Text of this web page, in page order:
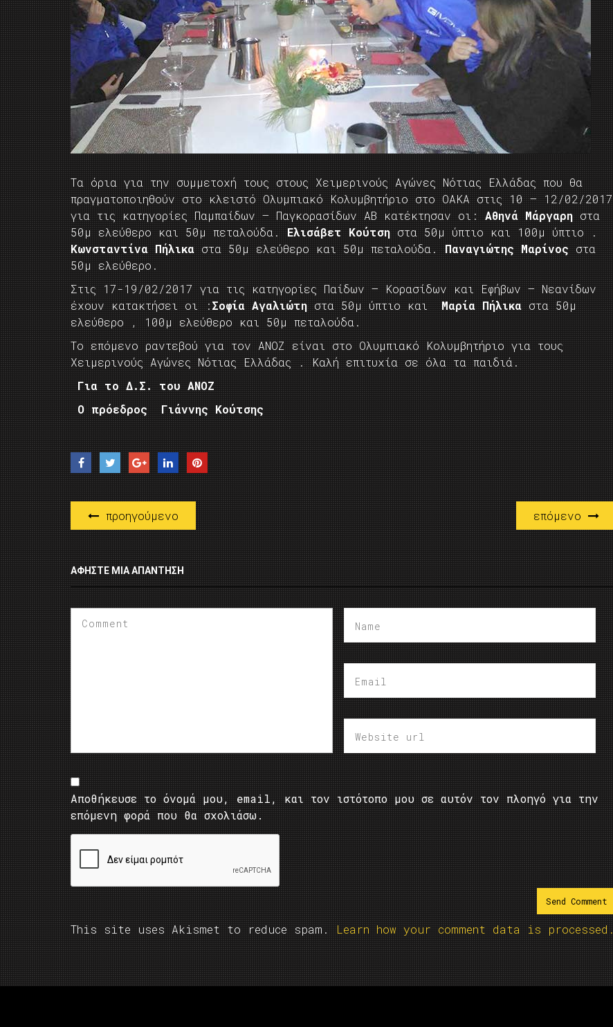
Τα όρια για την συμμετοχή τους στους Χειμερινούς Αγώνες Νότιας Ελλάδας που θα
πραγματοποιηθούν στο κλειστό Ολυμπιακό Κολυμβητήριο στο ΟΑΚΑ στις 10 – 12/02/2017
για τις κατηγορίες Παμπαίδων – Παγκορασίδων ΑΒ κατέκτησαν οι: Αθηνά Μάργαρη στα
50μ ελεύθερο και 50μ πεταλούδα.
Ελισάβετ Κούτση στα 50μ ύπτιο και 100μ ύπτιο .
Κωνσταντίνα Πήλικα στα 50μ ελεύθερο και 50μ πεταλούδα. Παναγιώτης Μαρίνος στα
50μ ελεύθερο.
Στις 17-19/02/2017 για τις κατηγορίες Παίδων – Κορασίδων και Εφήβων – Νεανίδων
έχουν κατακτήσει οι :Σοφία Αγαλιώτη στα 50μ ύπτιο και Μαρία Πήλικα στα 50μ
ελεύθερο , 100μ ελεύθερο και 50μ πεταλούδα.
Το επόμενο ραντεβού για τον ΑΝΟΖ είναι στο Ολυμπιακό Κολυμβητήριο για τους
Χειμερινούς Αγώνες Νότιας Ελλάδας . Καλή επιτυχία σε όλα τα παιδιά.
Για το Δ.Σ. του ΑΝΟΖ
Ο πρόεδρος Γιάννης Κούτσης
προηγούμενο επόμενο
ΑΦΉΣΤΕ ΜΙΑ ΑΠΆΝΤΗΣΗ
Αποθήκευσε το όνομά μου, email, και τον ιστότοπο μου σε αυτόν τον πλοηγό για την
επόμενη φορά που θα σχολιάσω.
This site uses Akismet to reduce spam. Learn how your comment data is processed.